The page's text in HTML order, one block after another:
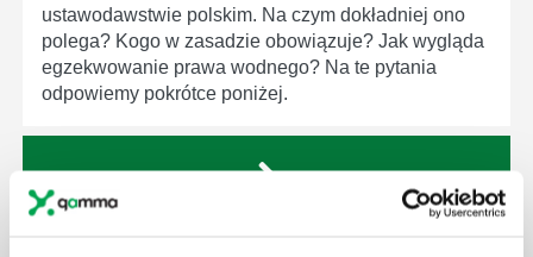
ustawodawstwie polskim. Na czym dokładniej ono
polega? Kogo w zasadzie obowiązuje? Jak wygląda
egzekwowanie prawa wodnego? Na te pytania
odpowiemy pokrótce poniżej.